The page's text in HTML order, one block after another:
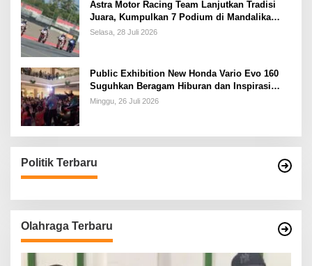
Astra Motor Racing Team Lanjutkan Tradisi
Juara, Kumpulkan 7 Podium di Mandalika
Racing Series Putaran ke 3
Selasa, 28 Juli 2026
Public Exhibition New Honda Vario Evo 160
Suguhkan Beragam Hiburan dan Inspirasi
Modifikasi
Minggu, 26 Juli 2026
Politik Terbaru
Olahraga Terbaru